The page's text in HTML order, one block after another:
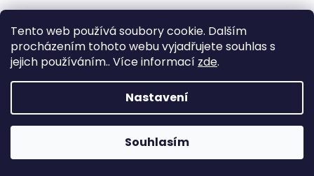
Tento web používá soubory cookie. Dalším
procházením tohoto webu vyjadřujete souhlas s
jejich používáním.. Více informací zde.
Nastavení
Souhlasím
Vytvořil Shoptet
Copyright 2026YachtNet shop. Všechna práva
vyhrazena.